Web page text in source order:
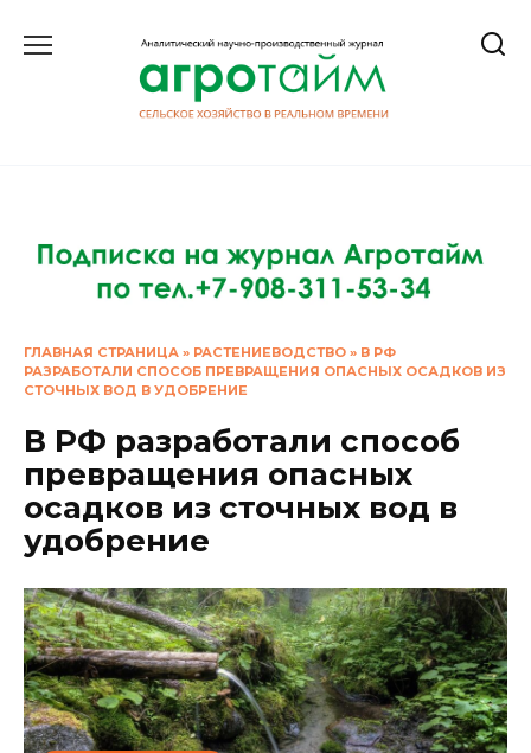
ГЛАВНАЯ СТРАНИЦА » РАСТЕНИЕВОДСТВО » В РФ
РАЗРАБОТАЛИ СПОСОБ ПРЕВРАЩЕНИЯ ОПАСНЫХ ОСАДКОВ ИЗ
СТОЧНЫХ ВОД В УДОБРЕНИЕ
В РФ разработали способ
превращения опасных
осадков из сточных вод в
удобрение